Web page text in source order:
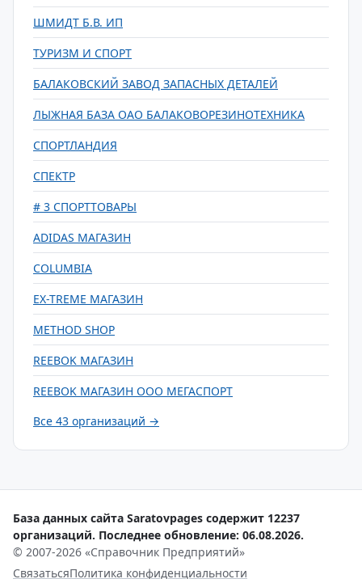
ШМИДТ Б.В. ИП
ТУРИЗМ И СПОРТ
БАЛАКОВСКИЙ ЗАВОД ЗАПАСНЫХ ДЕТАЛЕЙ
ЛЫЖНАЯ БАЗА ОАО БАЛАКОВОРЕЗИНОТЕХНИКА
СПОРТЛАНДИЯ
СПЕКТР
# 3 СПОРТТОВАРЫ
ADIDAS МАГАЗИН
COLUMBIA
EX-TREME МАГАЗИН
METHOD SHOP
REEBOK МАГАЗИН
REEBOK МАГАЗИН ООО МЕГАСПОРТ
Все 43 организаций →
База данных сайта Saratovpages содержит 12237
организаций. Последнее обновление: 06.08.2026.
© 2007-2026 «Справочник Предприятий»
СвязатьсяПолитика конфиденциальности